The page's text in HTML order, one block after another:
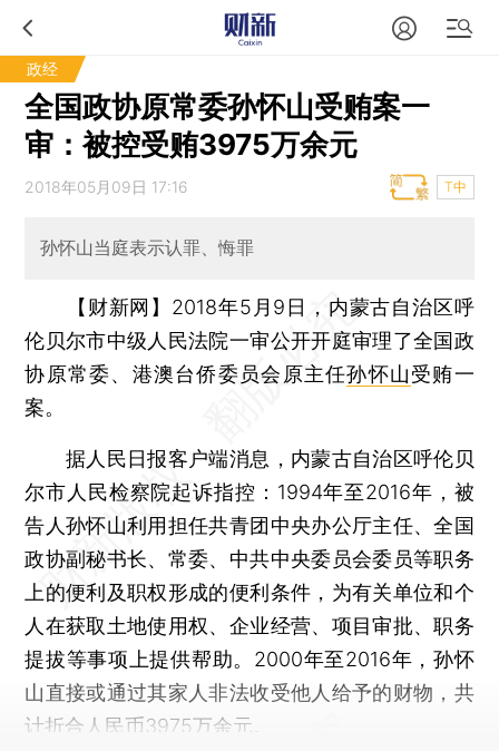
政经
全国政协原常委孙怀山受贿案一
审：被控受贿3975万余元
2018年05月09日 17:16 T中
孙怀山当庭表示认罪、悔罪
【财新网】 2018年5月9日，内蒙古自治区呼
伦贝尔市中级人民法院一审公开开庭审理了全国政
协原常委、港澳台侨委员会原主任孙怀山受贿一
案。
据人民日报客户端消息，内蒙古自治区呼伦贝
尔市人民检察院起诉指控：1994年至2016年，被
告人孙怀山利用担任共青团中央办公厅主任、全国
政协副秘书长、常委、中共中央委员会委员等职务
上的便利及职权形成的便利条件，为有关单位和个
人在获取土地使用权、企业经营、项目审批、职务
提拔等事项上提供帮助。2000年至2016年，孙怀
山直接或通过其家人非法收受他人给予的财物，共
计折合人民币3975万余元。